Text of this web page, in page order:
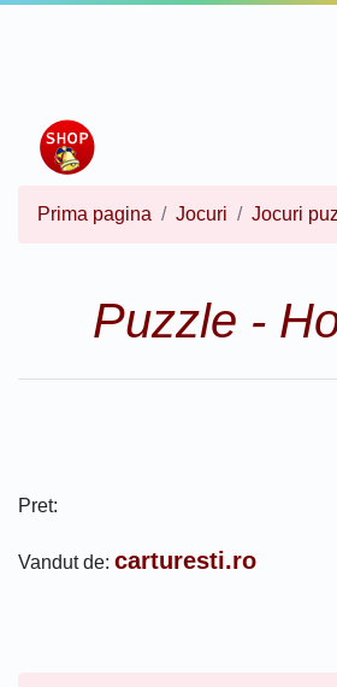
Prima pagina Jocuri Jocuri
Puzzle -
Pret:
Vandut de: carturesti.ro